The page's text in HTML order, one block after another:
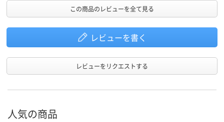
この商品のレビューを全て見る
レビューを書く
レビューをリクエストする
人気の商品